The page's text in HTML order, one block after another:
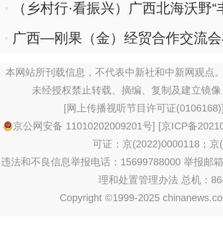
（乡村行·看振兴）广西北海沃野
广西—刚果（金）经贸合作交流
本网站所刊载信息，不代表中新社和中新网观点
未经授权禁止转载、摘编、复制及建立镜
[网上传播视听节目许可证(0106168)
京公网安备 11010202009201号] [京ICP备
可证：京(2022)0000118；京
违法和不良信息举报电话：15699788000 举报邮
理和处置管理办法 总机：
Copyright ©1999-2025